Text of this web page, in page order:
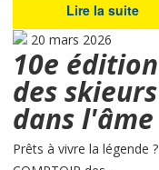
Lire la suite
20 mars 2026
10e édition
des skieurs
dans l'âme
Prêts à vivre la légende ?